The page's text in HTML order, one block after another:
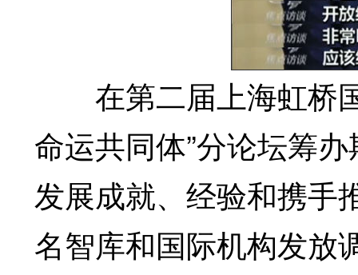
在第二届上海虹桥国
命运共同体”分论坛筹
发展成就、经验和携手
名智库和国际机构发放